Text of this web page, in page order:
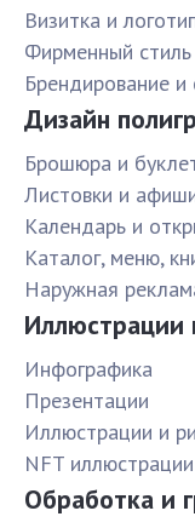
Визитка и
Фирменный стиль
Брендирование и
Дизайн
Брошюра и
Листовки и
Календарь и
Каталог, меню,
Наружная
Иллюстрации
Инфографика
Презентации
Иллюстрации и
NFT иллюстрации
Обработка и